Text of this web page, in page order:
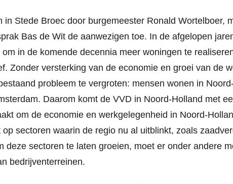
in Stede Broec door burgemeester Ronald Wortelboer,
Bas de Wit de aanwezigen toe. In de afgelopen
in de komende decennia meer woningen te
Zonder versterking van de economie en groei van de
probleem te vergroten: mensen wonen in
Daarom komt de VVD in Noord-Holland met
om de economie en werkgelegenheid in Noord-
sectoren waarin de regio nu al uitblinkt, zoals
deze sectoren te laten groeien, moet er onder andere
bedrijventerreinen.